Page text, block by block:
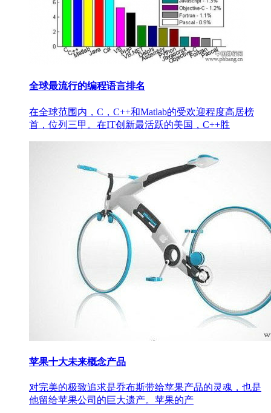
全球最流行的编程语言排名
在全球范围内，C，C++和Matlab的受欢迎程度高居榜
首，位列三甲。在IT创新最活跃的美国，C++胜
苹果十大未来概念产品
对完美的极致追求是乔布斯带给苹果产品的灵魂，也是
他留给苹果公司的巨大遗产。苹果的产